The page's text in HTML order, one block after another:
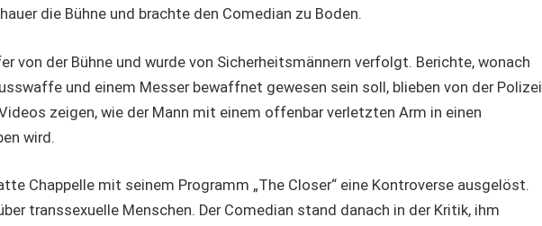
die Bühne und brachte den Comedian zu Boden.
von der Bühne und wurde von Sicherheitsmännern verfolgt. Berichte, wonach
und einem Messer bewaffnet gewesen sein soll, blieben von der Polizei
zeigen, wie der Mann mit einem offenbar verletzten Arm in einen
wird.
Chappelle mit seinem Programm „The Closer“ eine Kontroverse ausgelöst.
transsexuelle Menschen. Der Comedian stand danach in der Kritik, ihm